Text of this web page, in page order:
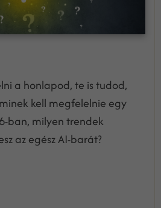
a honlapod, te is tudod,
kell megfelelnie egy
ban, milyen trendek
az egész AI-barát?